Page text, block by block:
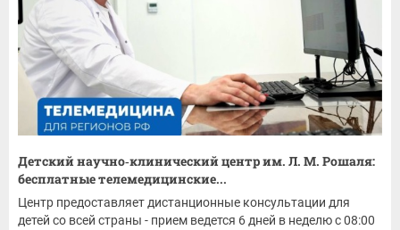
Детский научно‑клинический центр им. Л. М. Рошаля:
бесплатные телемедицинские...
Центр предоставляет дистанционные консультации для
детей со всей страны - прием ведется 6 дней в неделю с 08:00